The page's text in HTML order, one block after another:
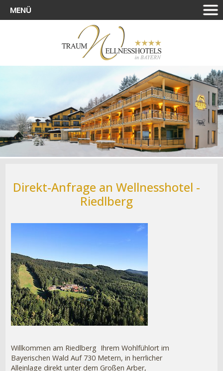
MENÜ
Direkt-Anfrage an Wellnesshotel -
Riedlberg
Willkommen am Riedlberg  Ihrem Wohlfühlort im
Bayerischen Wald Auf 730 Metern, in herrlicher
Alleinlage direkt unter dem Großen Arber,